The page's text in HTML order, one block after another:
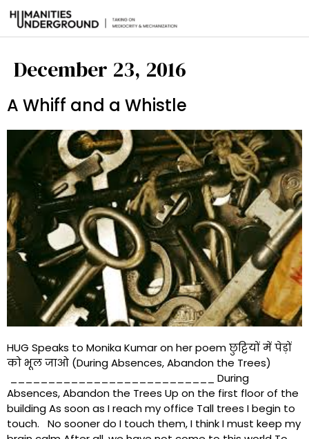
December 23, 2016
A Whiff and a Whistle
HUG Speaks to Monika Kumar on her poem छुट्टियों में पेड़ों
को भूल जाओ (During Absences, Abandon the Trees)
___________________________ During
Absences, Abandon the Trees Up on the first floor of the
building As soon as I reach my office Tall trees I begin to
touch. No sooner do I touch them, I think I must keep my